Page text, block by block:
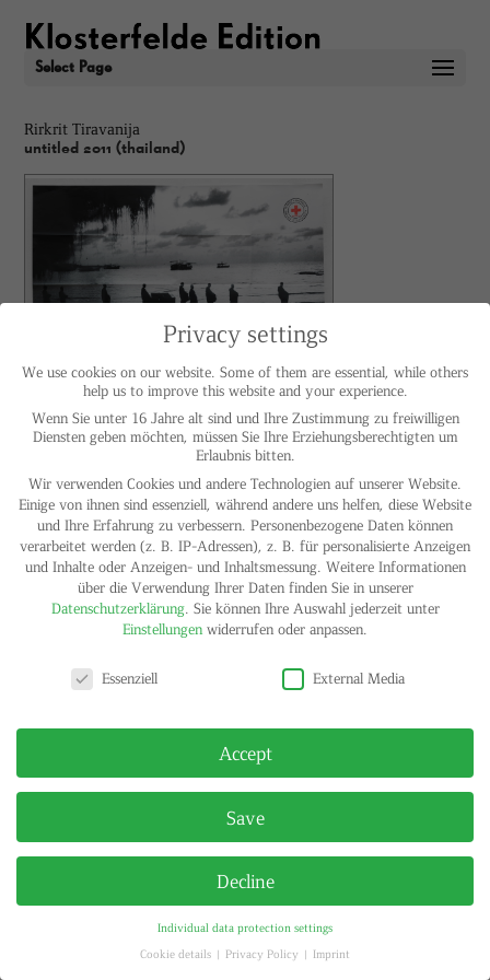
Select Page
Rirkrit Tiravanija
untitled 2011 (thailand)
Rirkrit Tiravanija
Color Offset print on RecyMagic 115g
81,5 x 118,9 cm
Folded, stamped and numbered
Edition of 200
All profits will be donated to the Thai Red Cross
Contact gallery
Shop
© HELGA MARIA KLOSTERFELDE | ALL RIGHTS RESERVED
Privacy settings
We use cookies on our website. Some of them are essential, while others
help us to improve this website and your experience.
Wenn Sie unter 16 Jahre alt sind und Ihre Zustimmung zu freiwilligen
Diensten geben möchten, müssen Sie Ihre Erziehungsberechtigten um
Erlaubnis bitten.
Wir verwenden Cookies und andere Technologien auf unserer Website.
Einige von ihnen sind essenziell, während andere uns helfen, diese Website
und Ihre Erfahrung zu verbessern. Personenbezogene Daten können
verarbeitet werden (z. B. IP-Adressen), z. B. für personalisierte Anzeigen
und Inhalte oder Anzeigen- und Inhaltsmessung. Weitere Informationen
über die Verwendung Ihrer Daten finden Sie in unserer
Datenschutzerklärung. Sie können Ihre Auswahl jederzeit unter
Einstellungen widerrufen oder anpassen.
Essenziell
External Media
Accept
Save
Decline
Individual data protection settings
Cookie details
Privacy Policy Imprint